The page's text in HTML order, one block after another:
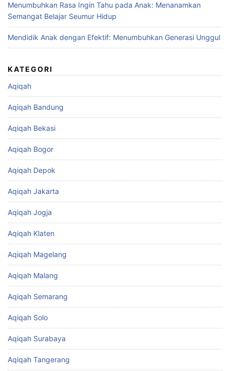
Menumbuhkan Rasa Ingin Tahu pada Anak: Menanamkan
Semangat Belajar Seumur Hidup
Mendidik Anak dengan Efektif: Menumbuhkan Generasi Unggul
KATEGORI
Aqiqah
Aqiqah Bandung
Aqiqah Bekasi
Aqiqah Bogor
Aqiqah Depok
Aqiqah Jakarta
Aqiqah Jogja
Aqiqah Klaten
Aqiqah Magelang
Aqiqah Malang
Aqiqah Semarang
Aqiqah Solo
Aqiqah Surabaya
Aqiqah Tangerang